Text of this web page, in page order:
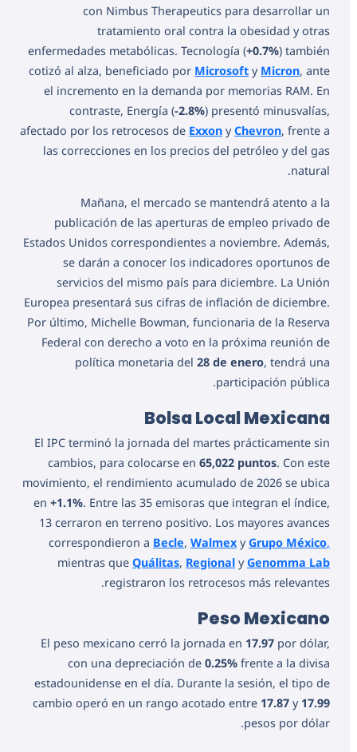
con Nimbus Therapeutics para desarrollar un
tratamiento oral contra la obesidad y otras
enfermedades metabólicas. Tecnología (+0.7%) también
cotizó al alza, beneficiado por Microsoft y Micron, ante
el incremento en la demanda por memorias RAM. En
contraste, Energía (-2.8%) presentó minusvalías,
afectado por los retrocesos de Exxon yChevron, frente a
las correcciones en los precios del petróleo y del gas
natural.
Mañana, el mercado se mantendrá atento a la
publicación de las aperturas de empleo privado de
Estados Unidos correspondientes a noviembre. Además,
se darán a conocer los indicadores oportunos de
servicios del mismo país para diciembre. La Unión
Europea presentará sus cifras de inflación de diciembre.
Por último, Michelle Bowman, funcionaria de la Reserva
Federal con derecho a voto en la próxima reunión de
política monetaria del28 de enero, tendrá una
participación pública.
Bolsa Local Mexicana
El IPC terminó la jornada del martes prácticamente sin
cambios, para colocarse en65,022 puntos. Con este
movimiento, el rendimiento acumulado de 2026 se ubica
en+1.1%. Entre las 35 emisoras que integran el índice,
13 cerraron en terreno positivo. Los mayores avances
correspondieron a Becle,Walmex yGrupo México,
mientras queQuálitas, Regional yGenomma Lab
registraron los retrocesos más relevantes.
Peso Mexicano
El peso mexicano cerró la jornada en 17.97 por dólar,
con una depreciación de0.25% frente a la divisa
estadounidense en el día. Durante la sesión, el tipo de
cambio operó en un rango acotado entre 17.87 y 17.99
pesos por dólar.